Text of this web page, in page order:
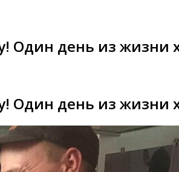
Один день из жизни
Один день из жизни